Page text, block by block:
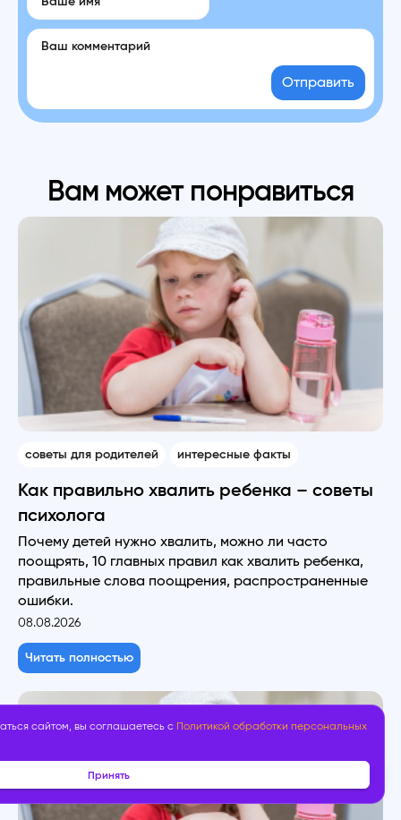
Отправить
Вам может понравиться
советы для родителей интересные факты
Как правильно хвалить ребенка – советы
психолога
Почему детей нужно хвалить, можно ли часто
поощрять, 10 главных правил как хвалить ребенка,
правильные слова поощрения, распространенные
ошибки.
08.08.2026
Читать полностью
сайтом, вы соглашаетесь с Политикой обработки персональных
Принять